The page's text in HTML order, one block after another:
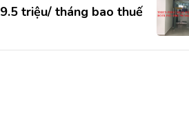
9.5 triệu/ tháng bao thuế